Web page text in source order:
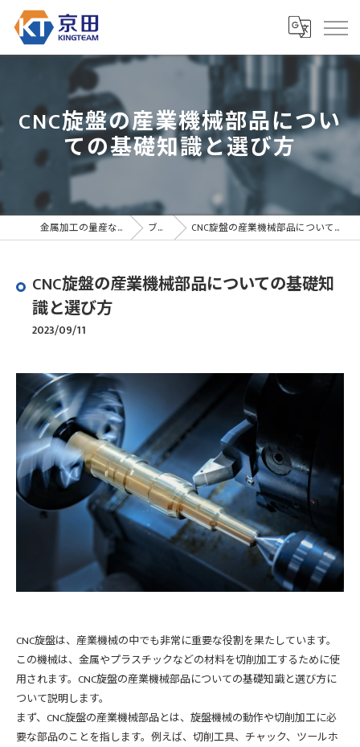
CNC旋盤の産業機械部品につい
ての基礎知識と選び方
金属加工の量産なら京田精密 ブログ CNC旋盤の産業機械部品についての基礎知識と選び方
CNC旋盤の産業機械部品についての基礎知
識と選び方
2023/09/11
CNC旋盤は、産業機械の中でも非常に重要な役割を果たしています。
この機械は、金属やプラスチックなどの材料を切削加工するために使
用されます。CNC旋盤の産業機械部品についての基礎知識と選び方に
ついて説明します。
まず、CNC旋盤の産業機械部品とは、旋盤機械の動作や切削加工に必
要な部品のことを指します。例えば、切削工具、チャック、ツールホ